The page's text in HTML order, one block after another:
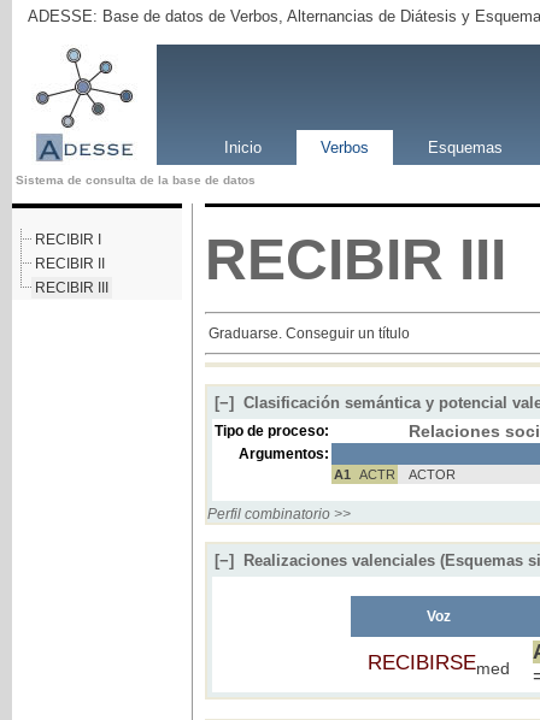
ADESSE: Base de datos de Verbos, Alternancias de Diátesis y
Inicio Verbos Esquemas
Sistema de consulta de la base de datos
RECIBIR I
RECIBIR II
RECIBIR III
RECIBIR III
Graduarse. Conseguir un título
[−] Clasificación semántica y potencial
Tipo de proceso: Relaciones
Argumentos:
A1 ACTR ACTOR
Perfil combinatorio >>
[−] Realizaciones valenciales (Esquemas
Voz
RECIBIRSEmed